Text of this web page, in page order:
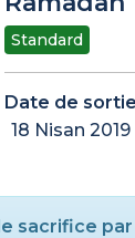
Standard
Date de sortie
18 Nisan 2019
sacrifice